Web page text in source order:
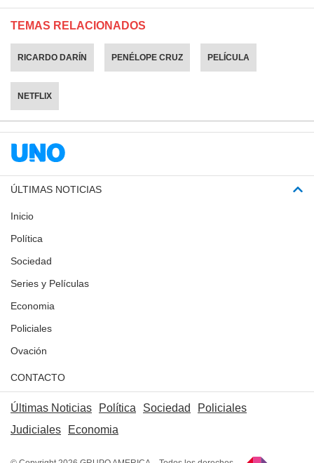
TEMAS RELACIONADOS
RICARDO DARÍN PENÉLOPE CRUZ PELÍCULA
NETFLIX
ÚLTIMAS NOTICIAS
Inicio
Política
Sociedad
Series y Películas
Economia
Policiales
Ovación
CONTACTO
Últimas Noticias Política Sociedad
Policiales
Judiciales
Economia